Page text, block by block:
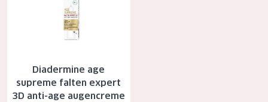
Der Sonne ausgesetzte Haut
Jedes alter
Alter: 35 to 55
Diadermine age
supreme falten expert
3D anti-age augencreme